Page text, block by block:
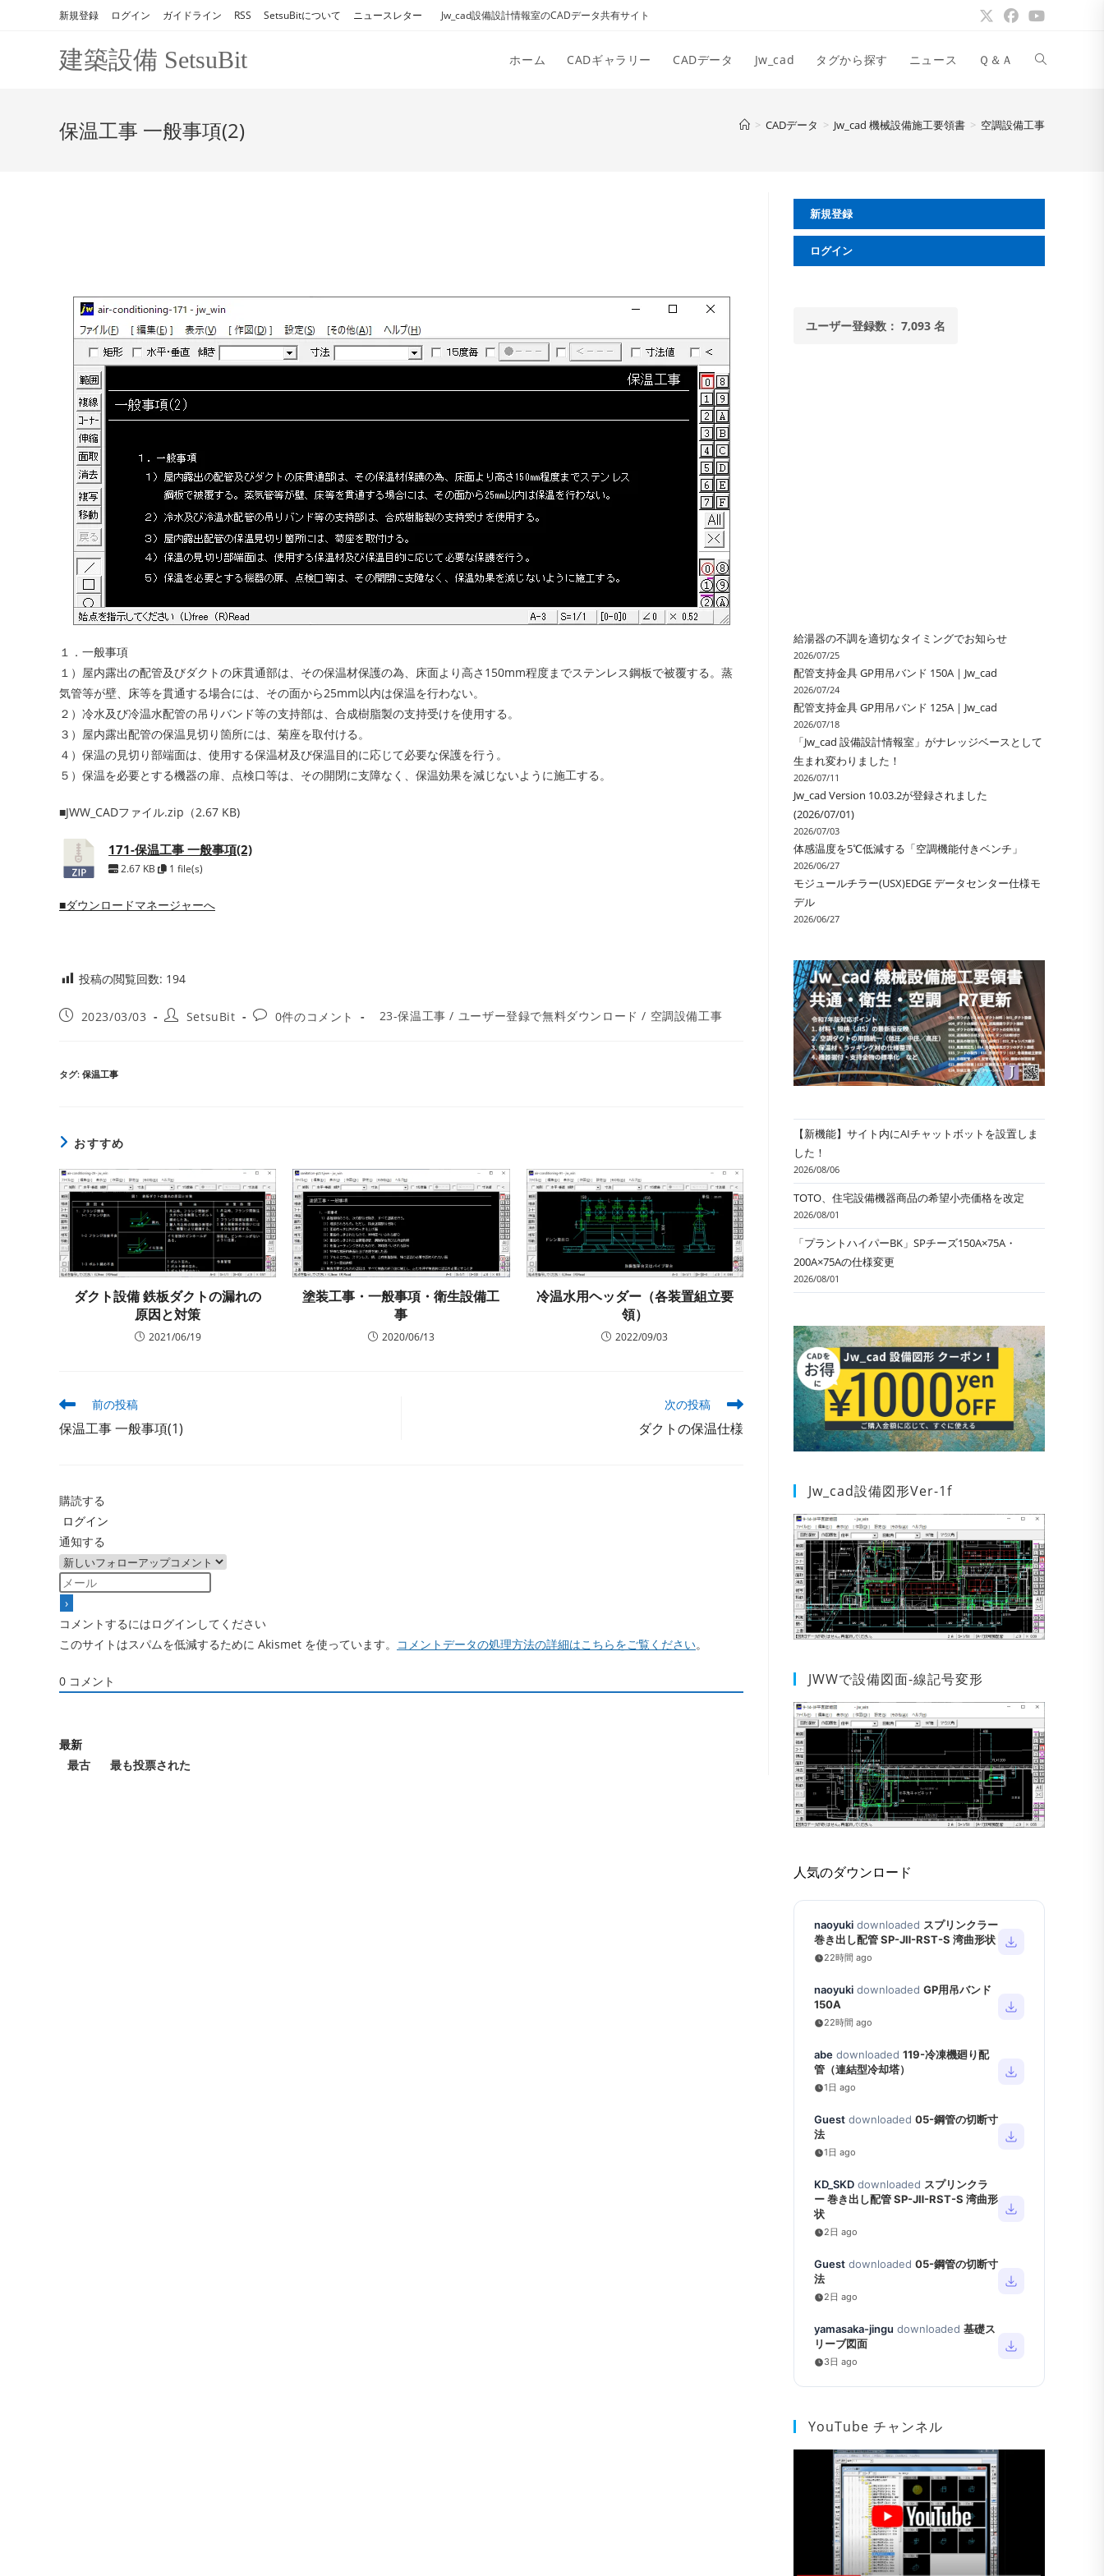
新規登録 ログイン ガイドライン RSS SetsuBitについて ニュースレター Jw_cad設備設計情報室のCADデータ共有サイト
建築設備 SetsuBit ホーム CADギャラリー CADデータ Jw_cad タグから探す ニュース Ｑ＆Ａ ウ
ェ
サ
ル
保温工事 一般事項(2) > CADデータ > Jw_cad 機械設備施工要領書 > 空調設備工事
１．一般事項
１）屋内露出の配管及びダクトの床貫通部は、その保温材保護の為、床面より高さ150mm程度までステンレス鋼板で被覆する。蒸
気管等が壁、床等を貫通する場合には、その面から25mm以内は保温を行わない。
２）冷水及び冷温水配管の吊りバンド等の支持部は、合成樹脂製の支持受けを使用する。
３）屋内露出配管の保温見切り箇所には、菊座を取付ける。
４）保温の見切り部端面は、使用する保温材及び保温目的に応じて必要な保護を行う。
５）保温を必要とする機器の扉、点検口等は、その開閉に支障なく、保温効果を減じないように施工する。
■JWW_CADファイル.zip（2.67 KB)
171-保温工事 一般事項(2)
2.67 KB 1 file(s)
■ダウンロードマネージャーへ
投稿の閲覧回数: 194
投
日:
2023/03/03
投
SetsuBit
投
0件のコメント
投23-保温工事 / ユーザー登録で無料ダウンロード / 空調設備工事
タグ: 保温工事
おすすめ
ダクト設備 鉄板ダクトの漏れの
原因と対策
2021/06/19
塗装工事・一般事項・衛生設備工
事
2020/06/13
冷温水用ヘッダー（各装置組立要
領）
2022/09/03
そ
の
他
を
む
前の投稿
保温工事 一般事項(1)
次の投稿
ダクトの保温仕様
購読する
ログイン
通知する
コメントするにはログインしてください
このサイトはスパムを低減するために Akismet を使っています。 コメントデータの処理方法の詳細はこちらをご覧ください。
0 コメント
最新
最古
最も投票された
新規登録
ログイン
ユーザー登録数： 7,093 名
給湯器の不調を適切なタイミングでお知らせ
2026/07/25
配管支持金具 GP用吊バンド 150A｜Jw_cad
2026/07/24
配管支持金具 GP用吊バンド 125A｜Jw_cad
2026/07/18
「Jw_cad 設備設計情報室」がナレッジベースとして
生まれ変わりました！
2026/07/11
Jw_cad Version 10.03.2が登録されました
(2026/07/01)
2026/07/03
体感温度を5℃低減する「空調機能付きベンチ」
2026/06/27
モジュールチラー(USX)EDGE データセンター仕様モ
デル
2026/06/27
【新機能】サイト内にAIチャットボットを設置しま
した！
2026/08/06
TOTO、住宅設備機器商品の希望小売価格を改定
2026/08/01
「プラントハイパーBK」SPチーズ150A×75A・
200A×75Aの仕様変更
2026/08/01
Jw_cad設備図形Ver-1f
JWWで設備図面-線記号変形
人気のダウンロード
naoyuki downloaded スプリンクラー
巻き出し配管 SP-JⅡ-RST-S 湾曲形状
22時間 ago
naoyuki downloaded GP用吊バンド
150A
22時間 ago
abe downloaded 119-冷凍機廻り配
管（連結型冷却塔）
1日 ago
Guest downloaded 05-鋼管の切断寸
法
1日 ago
KD_SKD downloaded スプリンクラ
ー 巻き出し配管 SP-JⅡ-RST-S 湾曲形
状
2日 ago
Guest downloaded 05-鋼管の切断寸
法
2日 ago
yamasaka-jingu downloaded 基礎ス
リーブ図面
3日 ago
YouTube チャンネル